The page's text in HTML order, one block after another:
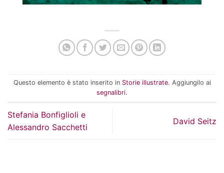
Questo elemento è stato inserito in Storie illustrate. Aggiungilo ai
segnalibri.
Stefania Bonfiglioli e
Alessandro Sacchetti
David Seitz